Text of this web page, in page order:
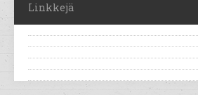
Linkkejä